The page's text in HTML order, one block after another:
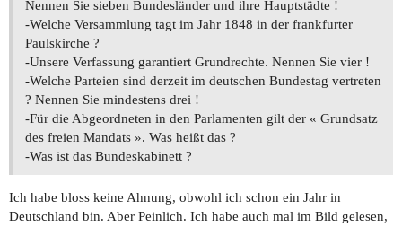
Nennen Sie sieben Bundesländer und ihre Hauptstädte !
-Welche Versammlung tagt im Jahr 1848 in der frankfurter
Paulskirche ?
-Unsere Verfassung garantiert Grundrechte. Nennen Sie vier !
-Welche Parteien sind derzeit im deutschen Bundestag vertreten
? Nennen Sie mindestens drei !
-Für die Abgeordneten in den Parlamenten gilt der « Grundsatz
des freien Mandats ». Was heißt das ?
-Was ist das Bundeskabinett ?
Ich habe bloss keine Ahnung, obwohl ich schon ein Jahr in
Deutschland bin. Aber Peinlich. Ich habe auch mal im Bild gelesen,